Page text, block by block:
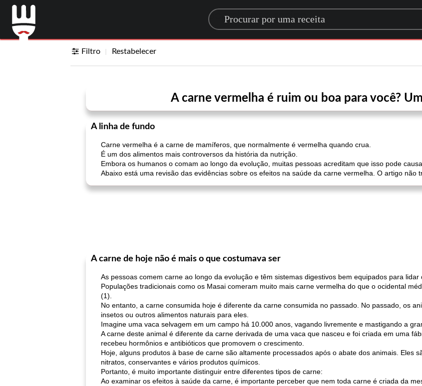
Search for a recipe
Filtro Restabelecer
A carne vermelha é ruim ou boa para você?
A linha de fundo
Carne vermelha é a carne de mamíferos, que normalmente é vermelha quando crua.
É um dos alimentos mais controversos da história da nutrição.
Embora os humanos o comam ao longo da evolução, muitas pessoas acreditam que isso pode
Abaixo está uma revisão das evidências sobre os efeitos na saúde da carne vermelha. O artigo não
A carne de hoje não é mais o que costumava ser
As pessoas comem carne ao longo da evolução e têm sistemas digestivos bem equipados para lidar
Populações tradicionais como os Masai comeram muito mais carne vermelha do que o ocidental
(1).
No entanto, a carne consumida hoje é diferente da carne consumida no passado. No passado, os
insetos ou outros alimentos naturais para eles.
Imagine uma vaca selvagem em um campo há 10.000 anos, vagando livremente e mastigando a
A carne deste animal é diferente da carne derivada de uma vaca que nasceu e foi criada em uma
recebeu hormônios e antibióticos que promovem o crescimento.
Hoje, alguns produtos à base de carne são altamente processados ​​após o abate dos animais. Eles
nitratos, conservantes e vários produtos químicos.
Portanto, é muito importante distinguir entre diferentes tipos de carne:
Ao examinar os efeitos à saúde da carne, é importante perceber que nem toda carne é criada da